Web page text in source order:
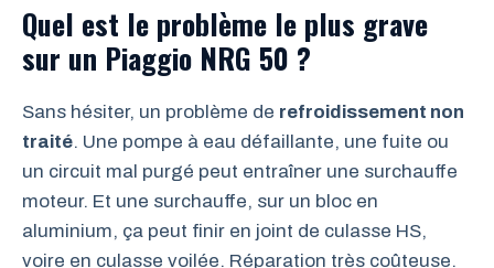
Quel est le problème le plus grave
sur un Piaggio NRG 50 ?
Sans hésiter, un problème de refroidissement non
traité. Une pompe à eau défaillante, une fuite ou
un circuit mal purgé peut entraîner une surchauffe
moteur. Et une surchauffe, sur un bloc en
aluminium, ça peut finir en joint de culasse HS,
voire en culasse voilée. Réparation très coûteuse.